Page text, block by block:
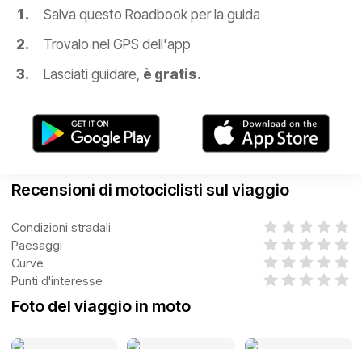
Salva questo Roadbook per la guida
Trovalo nel GPS dell'app
Lasciati guidare, è gratis.
Recensioni di motociclisti sul viaggio
Condizioni stradali
Paesaggi
Curve
Punti d'interesse
Foto del viaggio in moto